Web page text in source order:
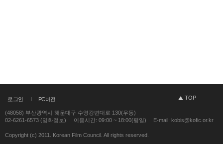
로그인 PC버전 TOP
(48058) 부산광역시 해운대구 수영강변대로 130(우동)
02-6261-6573 (영화정보)
이용시간: 09:00 ~ 18:00(평일) E-mail: kobis@kofic.or.kr
Copyright (c) 2011. Korean Film Council. All rights reserved.